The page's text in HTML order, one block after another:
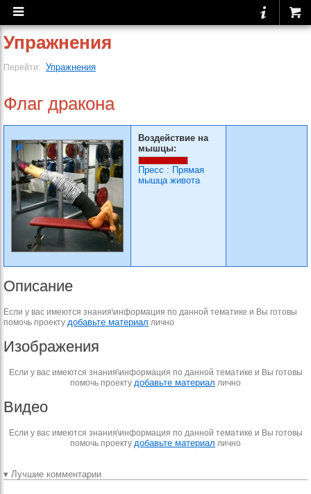
Упражнения
Перейти: Упражнения
Флаг дракона
Воздействие на
мышцы:
Пресс : Прямая
мышца живота
Описание
Если у вас имеются знания\информация по данной тематике и Вы готовы
помочь проекту добавьте материал лично
Изображения
Если у вас имеются знания\информация по данной тематике и Вы готовы
помочь проекту добавьте материал лично
Видео
Если у вас имеются знания\информация по данной тематике и Вы готовы
помочь проекту добавьте материал лично
▾ Лучшие комментарии